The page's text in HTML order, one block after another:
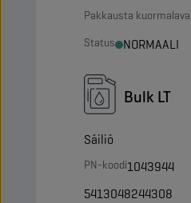
Pakkausta
Status NORMAALI
Bulk LT
Säiliö
PN-koodi1043944
5413048244308